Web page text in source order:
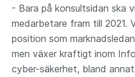
- Bara på konsultsidan ska
medarbetare fram till 2021.
position som
men växer kraftigt inom
cyber-säkerhet, bland